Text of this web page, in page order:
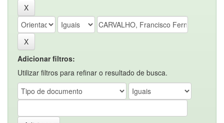
Adicionar filtros:
Utilizar filtros para refinar o resultado de busca.